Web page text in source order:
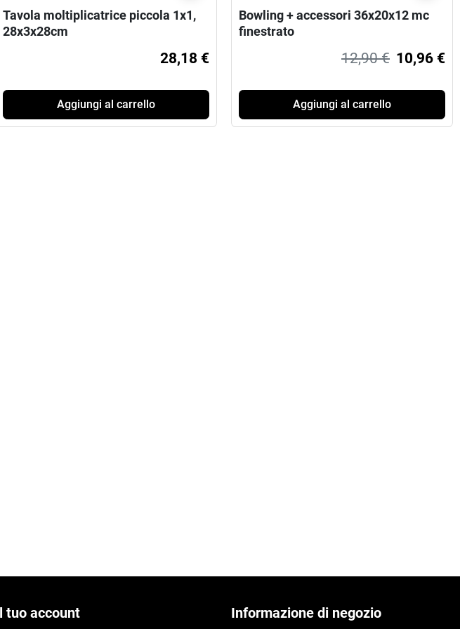
Tavola moltiplicatrice piccola 1x1,
28x3x28cm
28,18 €
Aggiungi al carrello
Bowling + accessori 36x20x12 mc
finestrato
12,90 € 10,96 €
Aggiungi al carrello
tuo account Informazione di negozio